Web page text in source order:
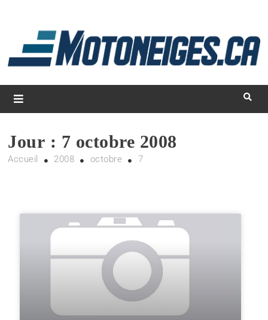
Magazine Motoneiges.ca
Jour : 7 octobre 2008
Accueil 2008 octobre 7